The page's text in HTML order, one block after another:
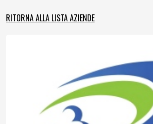
RITORNA ALLA LISTA AZIENDE